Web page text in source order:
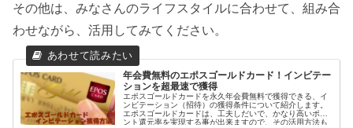
その他は、みなさんのライフスタイルに合わせて、組み合
わせながら、活用してみてください。
年会費無料のエポスゴールドカード！インビテー
ションを超最速で獲得
エポスゴールドカードを永久年会費無料で獲得できる、イ
ンビテーション（招待）の獲得条件について紹介します。
エポスゴールドカードは、工夫しだいで、かなり高いポイ
ント還元率を実現する事が出来ますので、その活用方法も